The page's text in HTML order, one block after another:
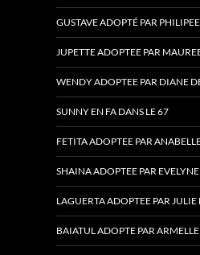
GUSTAVE ADOPTÉ PAR
JUPETTE ADOPTEE PAR
WENDY ADOPTEE PAR DIANE
SUNNY EN FA DANS LE 67
FETITA ADOPTEE PAR
SHAINA ADOPTEE PAR
LAGUERTA ADOPTEE PAR JULIE
BAIATUL ADOPTE PAR